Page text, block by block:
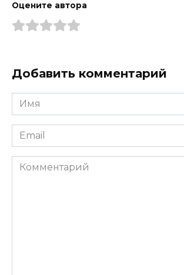
Оцените автора
Добавить комментарий
Имя
*
Email
*
Комментарий